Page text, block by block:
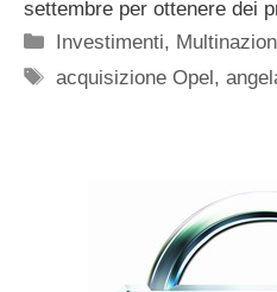
settembre per ottenere dei
Categorie
Investimenti,
Tag
acquisizione Opel,